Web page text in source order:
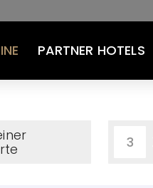
PARTNER HOTELS
3